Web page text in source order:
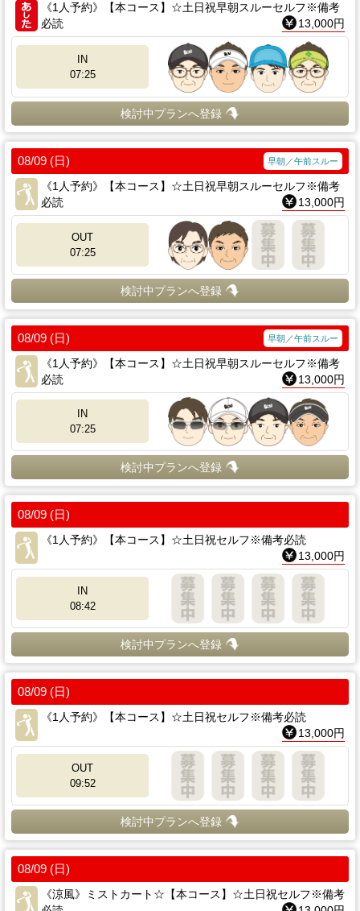
《1人予約》【本コース】☆土日祝早朝スルーセルフ※備考
必読
13,000円
IN
07:25
検討中プランへ登録
08/09 (日) 早朝／午前スルー
《1人予約》【本コース】☆土日祝早朝スルーセルフ※備考
必読
13,000円
OUT
07:25
検討中プランへ登録
08/09 (日) 早朝／午前スルー
《1人予約》【本コース】☆土日祝早朝スルーセルフ※備考
必読
13,000円
IN
07:25
検討中プランへ登録
08/09 (日)
《1人予約》【本コース】☆土日祝セルフ※備考必読
13,000円
IN
08:42
検討中プランへ登録
08/09 (日)
《1人予約》【本コース】☆土日祝セルフ※備考必読
13,000円
OUT
09:52
検討中プランへ登録
08/09 (日)
《涼風》ミストカート☆【本コース】☆土日祝セルフ※備考